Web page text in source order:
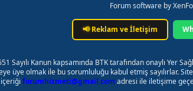
Forum software by
📢Reklam ve İletişim
Sayılı Kanun kapsamında BTK tarafından onaylı Yer
üye olmak ile bu sorumluluğu kabul etmiş sayılırlar.
forumhizmeti@gmail.com adresi ile iletişime